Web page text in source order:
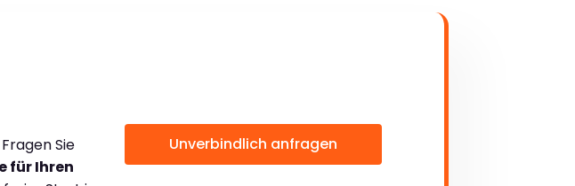
Sie
für Ihren
Unverbindlich anfragen